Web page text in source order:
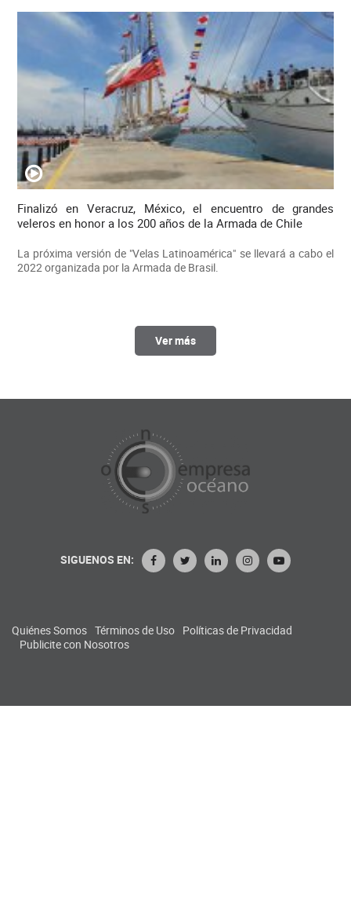
Finalizó en Veracruz, México, el encuentro de grandes
veleros en honor a los 200 años de la Armada de Chile
La próxima versión de "Velas Latinoamérica" se llevará a cabo el
2022 organizada por la Armada de Brasil.
Ver más
SIGUENOS EN:
Quiénes Somos Términos de Uso Políticas de Privacidad
Publicite con Nosotros